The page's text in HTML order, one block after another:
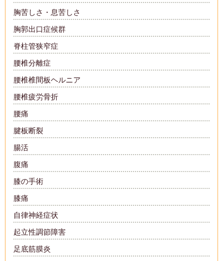
胸苦しさ・息苦しさ
胸郭出口症候群
脊柱管狭窄症
腰椎分離症
腰椎椎間板ヘルニア
腰椎疲労骨折
腰痛
腱板断裂
腸活
腹痛
膝の手術
膝痛
自律神経症状
起立性調節障害
足底筋膜炎